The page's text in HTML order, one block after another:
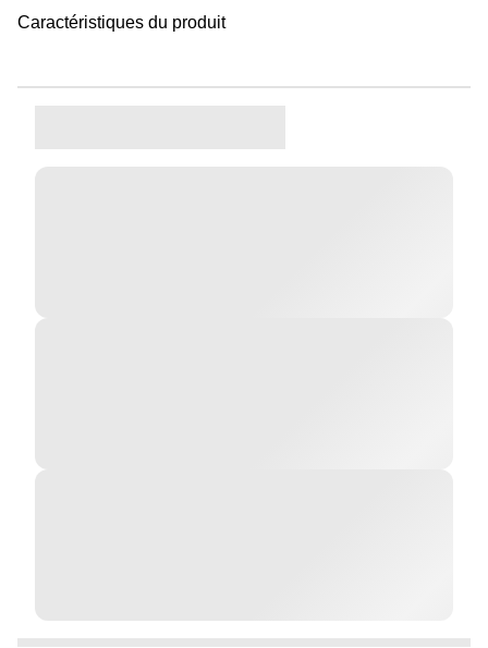
Caractéristiques du produit